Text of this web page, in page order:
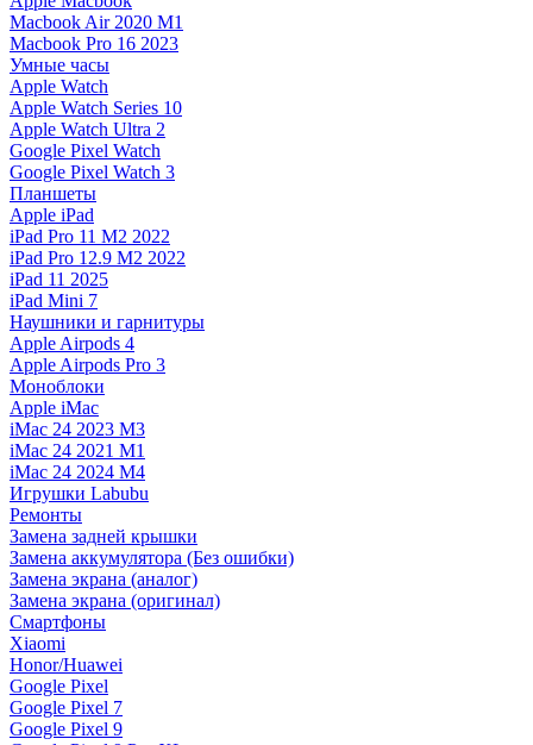
Macbook Air 2020 M1
Macbook Pro 16 2023
Умные часы
Apple Watch
Apple Watch Series 10
Apple Watch Ultra 2
Google Pixel Watch
Google Pixel Watch 3
Планшеты
Apple iPad
iPad Pro 11 M2 2022
iPad Pro 12.9 M2 2022
iPad 11 2025
iPad Mini 7
Наушники и гарнитуры
Apple Airpods 4
Apple Airpods Pro 3
Моноблоки
Apple iMac
iMac 24 2023 M3
iMac 24 2021 M1
iMac 24 2024 M4
Игрушки Labubu
Ремонты
Замена задней крышки
Замена аккумулятора (Без ошибки)
Замена экрана (аналог)
Замена экрана (оригинал)
Смартфоны
Xiaomi
Honor/Huawei
Google Pixel
Google Pixel 7
Google Pixel 9